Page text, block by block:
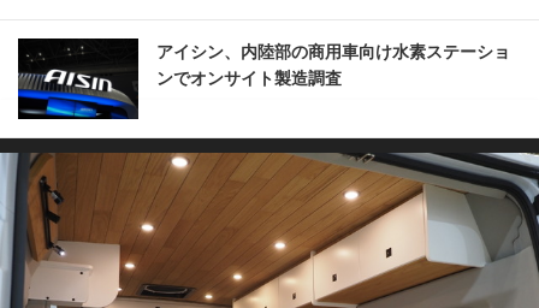
アイシン、内陸部の商用車向け水素ステーショ
ンでオンサイト製造調査